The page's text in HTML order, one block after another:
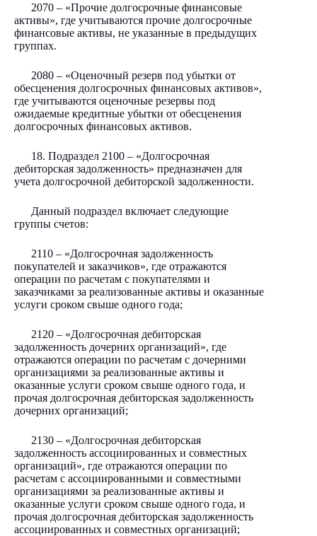
2070 – «Прочие долгосрочные финансовые
активы», где учитываются прочие долгосрочные
финансовые активы, не указанные в предыдущих
группах.
2080 – «Оценочный резерв под убытки от
обесценения долгосрочных финансовых активов»,
где учитываются оценочные резервы под
ожидаемые кредитные убытки от обесценения
долгосрочных финансовых активов.
18. Подраздел 2100 – «Долгосрочная
дебиторская задолженность» предназначен для
учета долгосрочной дебиторской задолженности.
Данный подраздел включает следующие
группы счетов:
2110 – «Долгосрочная задолженность
покупателей и заказчиков», где отражаются
операции по расчетам с покупателями и
заказчиками за реализованные активы и оказанные
услуги сроком свыше одного года;
2120 – «Долгосрочная дебиторская
задолженность дочерних организаций», где
отражаются операции по расчетам с дочерними
организациями за реализованные активы и
оказанные услуги сроком свыше одного года, и
прочая долгосрочная дебиторская задолженность
дочерних организаций;
2130 – «Долгосрочная дебиторская
задолженность ассоциированных и совместных
организаций», где отражаются операции по
расчетам с ассоциированными и совместными
организациями за реализованные активы и
оказанные услуги сроком свыше одного года, и
прочая долгосрочная дебиторская задолженность
ассоциированных и совместных организаций;